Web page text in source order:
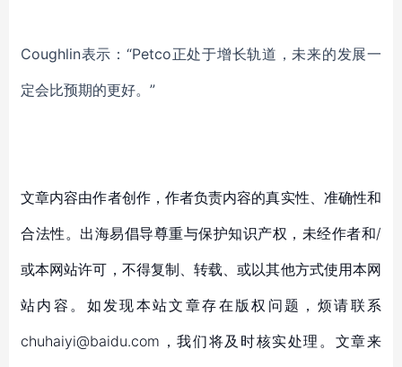
Coughlin表示： “Petco正处于增长轨道 ，未来的发展一
定会比预期的更好。 ”
文章内容由作者创作，作者负责内容的真实性、准确性和
合法性。出海易倡导尊重与保护知识产权，未经作者和/
或本网站许可，不得复制、转载、或以其他方式使用本网
站内容。如发现本站文章存在版权问题，烦请联系
chuhaiyi@baidu.com，我们将及时核实处理。文章来